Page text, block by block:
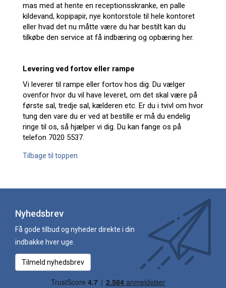
mas med at hente en receptionsskranke, en palle
kildevand, kopipapir, nye kontorstole til hele kontoret
eller hvad det nu måtte være du har bestilt kan du
tilkøbe den service at få indbæring og opbæring her.
Levering ved fortov eller rampe
Vi leverer til rampe eller fortov hos dig. Du vælger
ovenfor hvor du vil have leveret, om det skal være på
første sal, tredje sal, kælderen etc. Er du i tvivl om hvor
tung den vare du er ved at bestille er må du endelig
ringe til os, så hjælper vi dig. Du kan fange os på
telefon 7020 5537.
Tilbage til toppen
Nyhedsbrev
Få gode tilbud og nyheder direkte i din
indbakke hver uge.
Tilmeld nyhedsbrev